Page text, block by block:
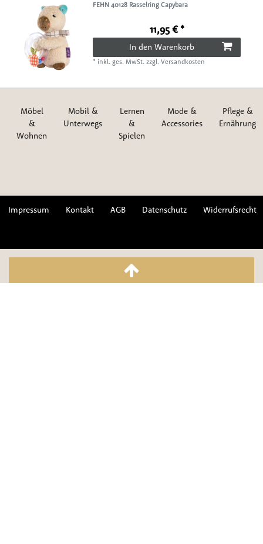
FEHN 40128 Rasselring Capybara
11,95 € *
In den Warenkorb
* inkl. ges. MwSt. zzgl.Versandkosten
Möbel
&
Wohnen
Mobil &
Unterwegs
Lernen
&
Spielen
Mode &
Accessories
Pflege &
Ernährung
Impressum Kontakt AGB Datenschutz Widerrufsrecht